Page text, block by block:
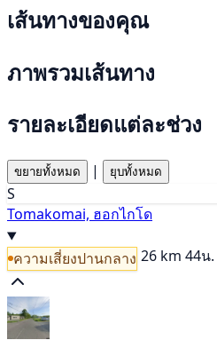
เส้นทางของคุณ
ภาพรวมเส้นทาง
รายละเอียดแต่ละช่วง
ขยายทั้งหมด | ยุบทั้งหมด
S
Tomakomai, ฮอกไกโด
ความเสี่ยงปานกลาง 26 km 44น.